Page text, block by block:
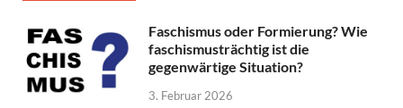
Faschismus oder Formierung? Wie
faschismusträchtig ist die
gegenwärtige Situation?
3. Februar 2026